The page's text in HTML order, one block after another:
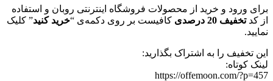
برای ورود و خرید از محصولات فروشگاه اینترنتی روبان و استفاده
از کدتخفیف 20 درصدی کافیست بر روی دکمه‌ی “خرید کنید” کلیک
نمایید.
این تخفیف را به اشتراک بگذارید:
لینک کوتاه:
https://offemoon.com/?p=457